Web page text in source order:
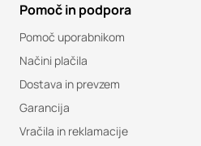
Pomoč in podpora
Pomoč uporabnikom
Načini plačila
Dostava in prevzem
Garancija
Vračila in reklamacije